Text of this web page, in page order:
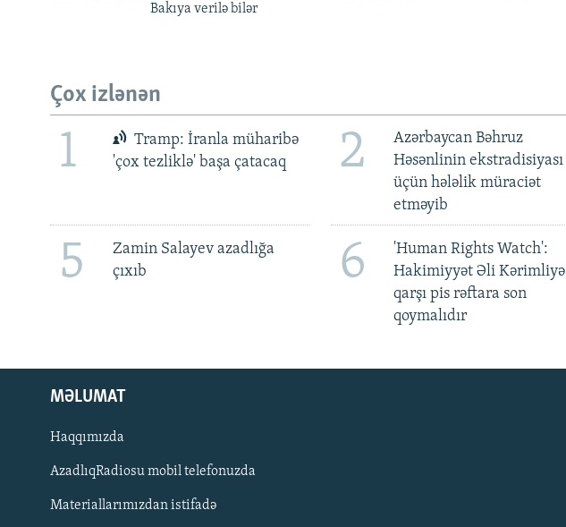
Bakıya verilə bilər
Çox izlənən
1
Tramp: İranla müharibə
'çox tezliklə' başa çatacaq
2
Azərbaycan Bəhruz
Həsənlinin ekstradisiyası
üçün hələlik müraciət
etməyib
5
Zamin Salayev azadlığa
çıxıb
6
'Human Rights Watch':
Hakimiyyət Əli Kərimliyə
qarşı pis rəftara son
qoymalıdır
MƏLUMAT
Haqqımızda
AzadlıqRadiosu mobil telefonuzda
Materiallarımızdan istifadə